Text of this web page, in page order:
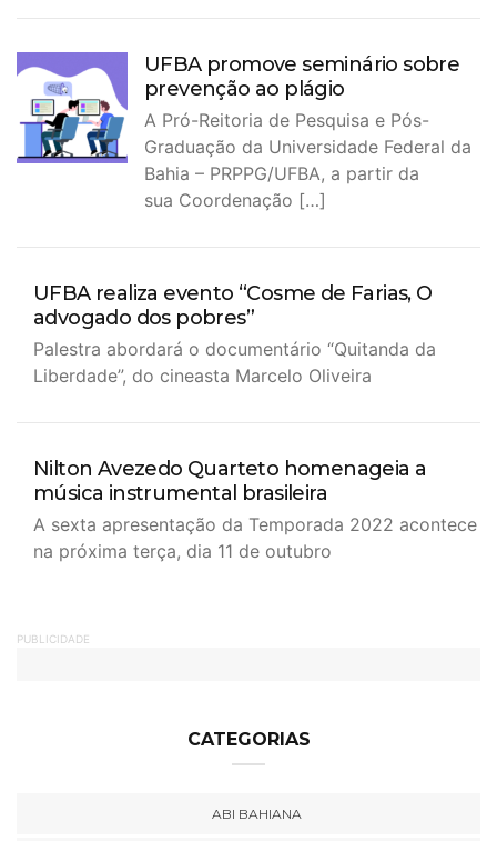
UFBA promove seminário sobre
prevenção ao plágio
A Pró-Reitoria de Pesquisa e Pós-
Graduação da Universidade Federal da
Bahia – PRPPG/UFBA, a partir da
sua Coordenação […]
UFBA realiza evento “Cosme de Farias, O
advogado dos pobres”
Palestra abordará o documentário “Quitanda da
Liberdade”, do cineasta Marcelo Oliveira
Nilton Avezedo Quarteto homenageia a
música instrumental brasileira
A sexta apresentação da Temporada 2022 acontece
na próxima terça, dia 11 de outubro
PUBLICIDADE
CATEGORIAS
ABI BAHIANA